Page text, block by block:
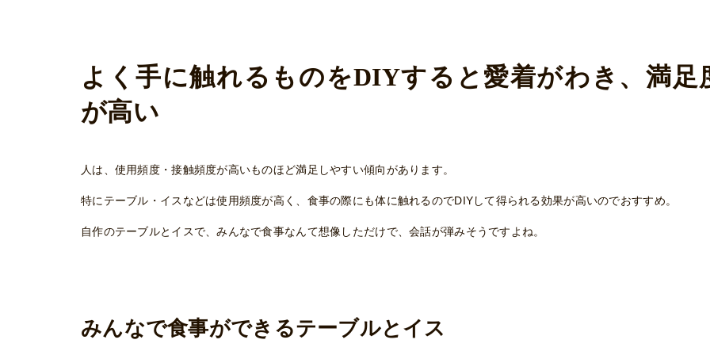
よく手に触れるものをDIYすると愛着がわき、満足
が高い
人は、使用頻度・接触頻度が高いものほど満足しやすい傾向があります。
特にテーブル・イスなどは使用頻度が高く、食事の際にも体に触れるのでDIYして得られる効果が高いのでおすすめ。
自作のテーブルとイスで、みんなで食事なんて想像しただけで、会話が弾みそうですよね。
みんなで食事ができるテーブルとイス